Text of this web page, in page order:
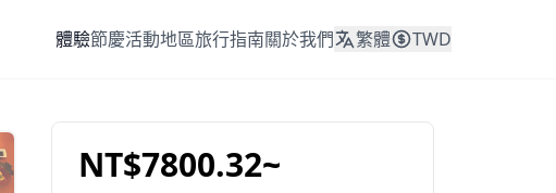
體驗節慶活動地區旅行指南關於我們 繁體 TWD
NT$7800.32~